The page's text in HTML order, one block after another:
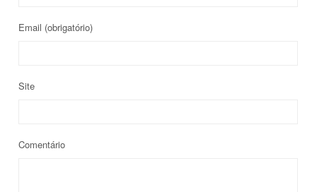
Email (obrigatório)
Site
Comentário